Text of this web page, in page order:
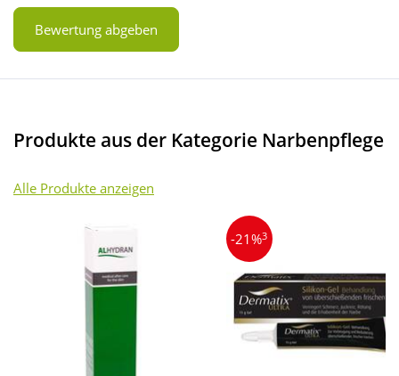
Bewertung abgeben
Produkte aus der Kategorie Narbenpflege
Alle Produkte anzeigen
-21%3